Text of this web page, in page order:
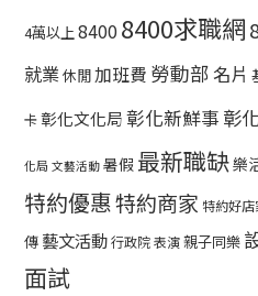
4萬以上8400 8400求職網
就業休閒加班費 勞動部 名片
卡彰化文化局 彰化新鮮事 彰
化局 文藝活動 暑假 最新職缺樂
特約優惠特約商家 特約好店
傳 藝文活動行政院表演親子同樂
面試